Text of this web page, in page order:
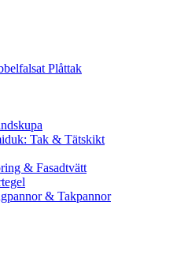
Plåttak
Tak & Tätskikt
& Fasadtvätt
& Takpannor